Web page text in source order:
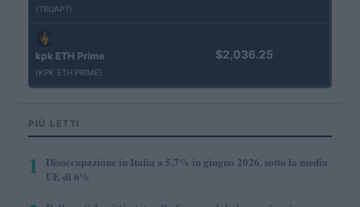
(TRUAPT)
kpk ETH Prime
(KPK ETH PRIME)
$2,036.25
PIÙ LETTI
1
Disoccupazione in Italia a 5,7% in giugno 2026, sotto la media
UE di 6%